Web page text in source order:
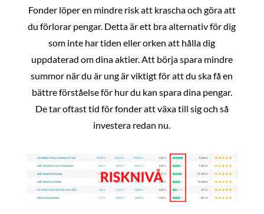
Fonder löper en mindre risk att krascha och göra att
du förlorar pengar. Detta är ett bra alternativ för dig
som inte har tiden eller orken att hålla dig
uppdaterad om dina aktier. Att börja spara mindre
summor när du är ung är viktigt för att du ska få en
bättre förståelse för hur du kan spara dina pengar.
De tar oftast tid för fonder att växa till sig och så
investera redan nu.